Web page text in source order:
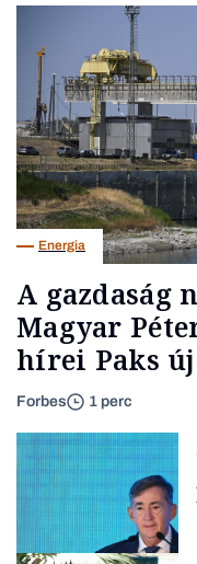
Energia
A gazdaság
Magyar
hírei Paks
Forbes 1 perc